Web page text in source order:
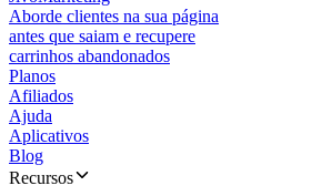
Aborde clientes na sua página
antes que saiam e recupere
carrinhos abandonados
Planos
Afiliados
Ajuda
Aplicativos
Blog
Recursos